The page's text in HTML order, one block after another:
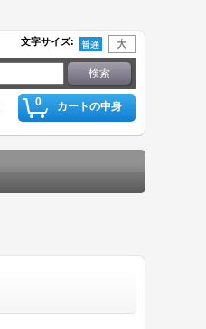
文字サイズ:
0 カートの中身